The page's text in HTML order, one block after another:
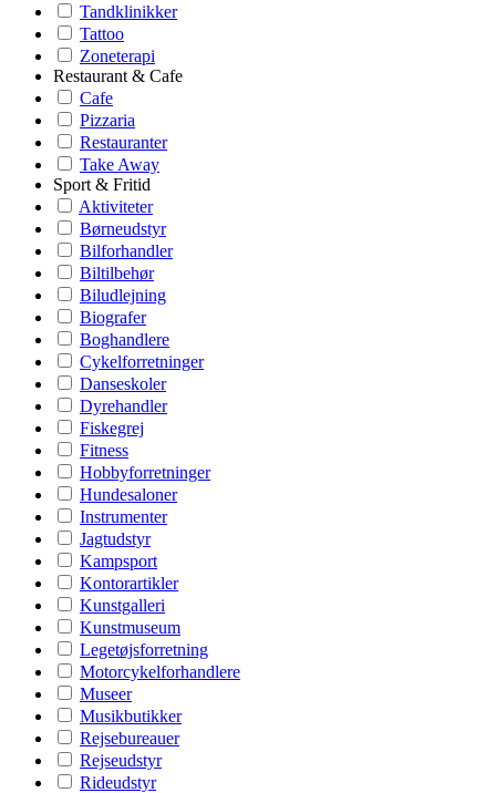
Tandklinikker
Tattoo
Zoneterapi
Restaurant & Cafe
Cafe
Pizzaria
Restauranter
Take Away
Sport & Fritid
Aktiviteter
Børneudstyr
Bilforhandler
Biltilbehør
Biludlejning
Biografer
Boghandlere
Cykelforretninger
Danseskoler
Dyrehandler
Fiskegrej
Fitness
Hobbyforretninger
Hundesaloner
Instrumenter
Jagtudstyr
Kampsport
Kontorartikler
Kunstgalleri
Kunstmuseum
Legetøjsforretning
Motorcykelforhandlere
Museer
Musikbutikker
Rejsebureauer
Rejseudstyr
Rideudstyr